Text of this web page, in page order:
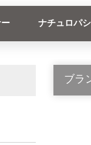
ナチュロパ
ブラ